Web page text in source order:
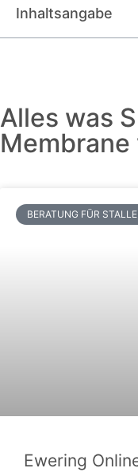
Inhaltsangabe
Alles was
BERATUNG FÜR
Ewering